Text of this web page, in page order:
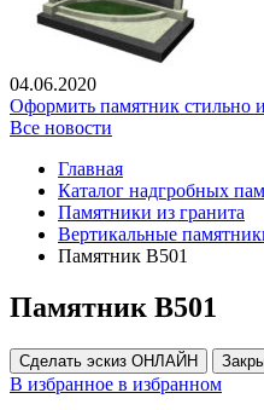
04.06.2020
Оформить памятник стильно
Все новости
Главная
Каталог надгробных
Памятники из гранита
Вертикальные
Памятник В501
Памятник В501
Сделать эскиз ОНЛАЙН
В избранное в избранном